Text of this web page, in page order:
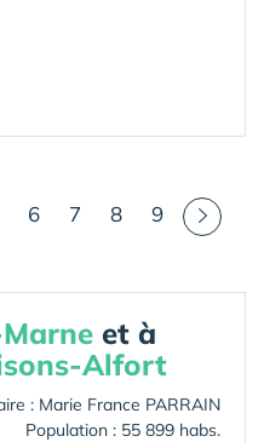
6 7 8 9
et à
Alfort
: Marie France PARRAIN
Population : 55 899 habs.